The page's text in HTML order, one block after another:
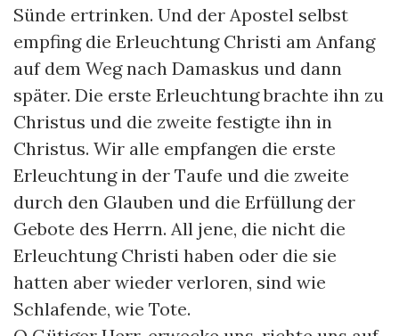
Sünde ertrinken. Und der Apostel selbst
empfing die Erleuchtung Christi am Anfang
auf dem Weg nach Damaskus und dann
später. Die erste Erleuchtung brachte ihn zu
Christus und die zweite festigte ihn in
Christus. Wir alle empfangen die erste
Erleuchtung in der Taufe und die zweite
durch den Glauben und die Erfüllung der
Gebote des Herrn. All jene, die nicht die
Erleuchtung Christi haben oder die sie
hatten aber wieder verloren, sind wie
Schlafende, wie Tote.